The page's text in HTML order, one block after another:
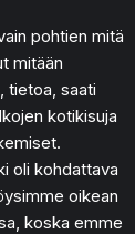
pohtien mitä
mitään
tietoa, saati
kotikisuja
oli kohdattava
oikean
koska emme